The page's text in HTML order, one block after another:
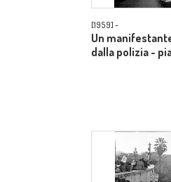
[1959] -
Un
dalla polizia -